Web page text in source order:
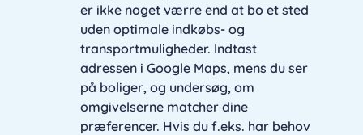
er ikke noget værre end at bo et sted
uden optimale indkøbs- og
transportmuligheder. Indtast
adressen i Google Maps, mens du ser
på boliger, og undersøg, om
omgivelserne matcher dine
præferencer. Hvis du f.eks. har behov